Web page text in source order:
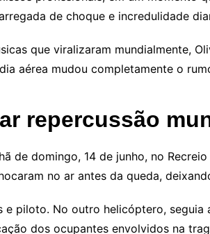
de choque e incredulidade
que viralizaram mundialmente,
aérea mudou completamente o
repercussão
de domingo, 14 de junho, no
no ar antes da queda,
e piloto. No outro helicóptero,
dos ocupantes envolvidos na